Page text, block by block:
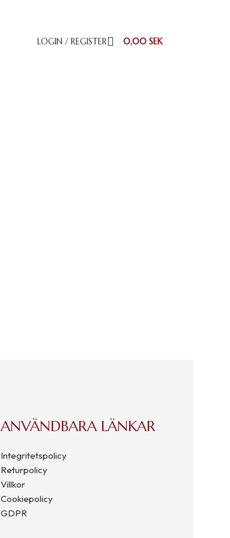
LOGIN / REGISTER 0,00 SEK
ANVÄNDBARA LÄNKAR
Integritetspolicy
Returpolicy
Villkor
Cookiepolicy
GDPR